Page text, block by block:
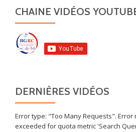
CHAINE VIDÉOS
DERNIÈRES VIDÉOS
Error type: "Too Many Requests". Error
exceeded for quota metric 'Search